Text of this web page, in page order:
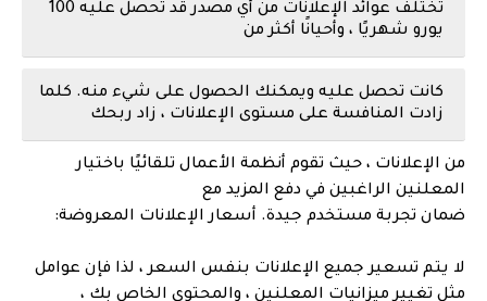
تختلف عوائد الإعلانات من أي مصدر قد تحصل عليه 100
يورو شهريًا ، وأحيانًا أكثر من
كانت تحصل عليه ويمكنك الحصول على شيء منه. كلما
زادت المنافسة على مستوى الإعلانات ، زاد ربحك
من الإعلانات ، حيث تقوم أنظمة الأعمال تلقائيًا باختيار
المعلنين الراغبين في دفع المزيد مع
ضمان تجربة مستخدم جيدة. أسعار الإعلانات المعروضة:
لا يتم تسعير جميع الإعلانات بنفس السعر ، لذا فإن عوامل
مثل تغيير ميزانيات المعلنين ، والمحتوى الخاص بك ،